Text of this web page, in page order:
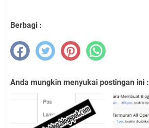
Berbagi :
Anda mungkin menyukai postingan ini :